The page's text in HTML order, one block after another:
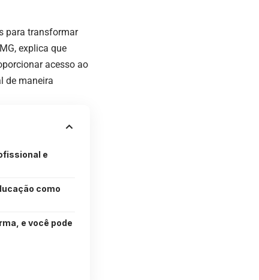
para transformar
explica que
acesso ao
de maneira
e
como
e você pode